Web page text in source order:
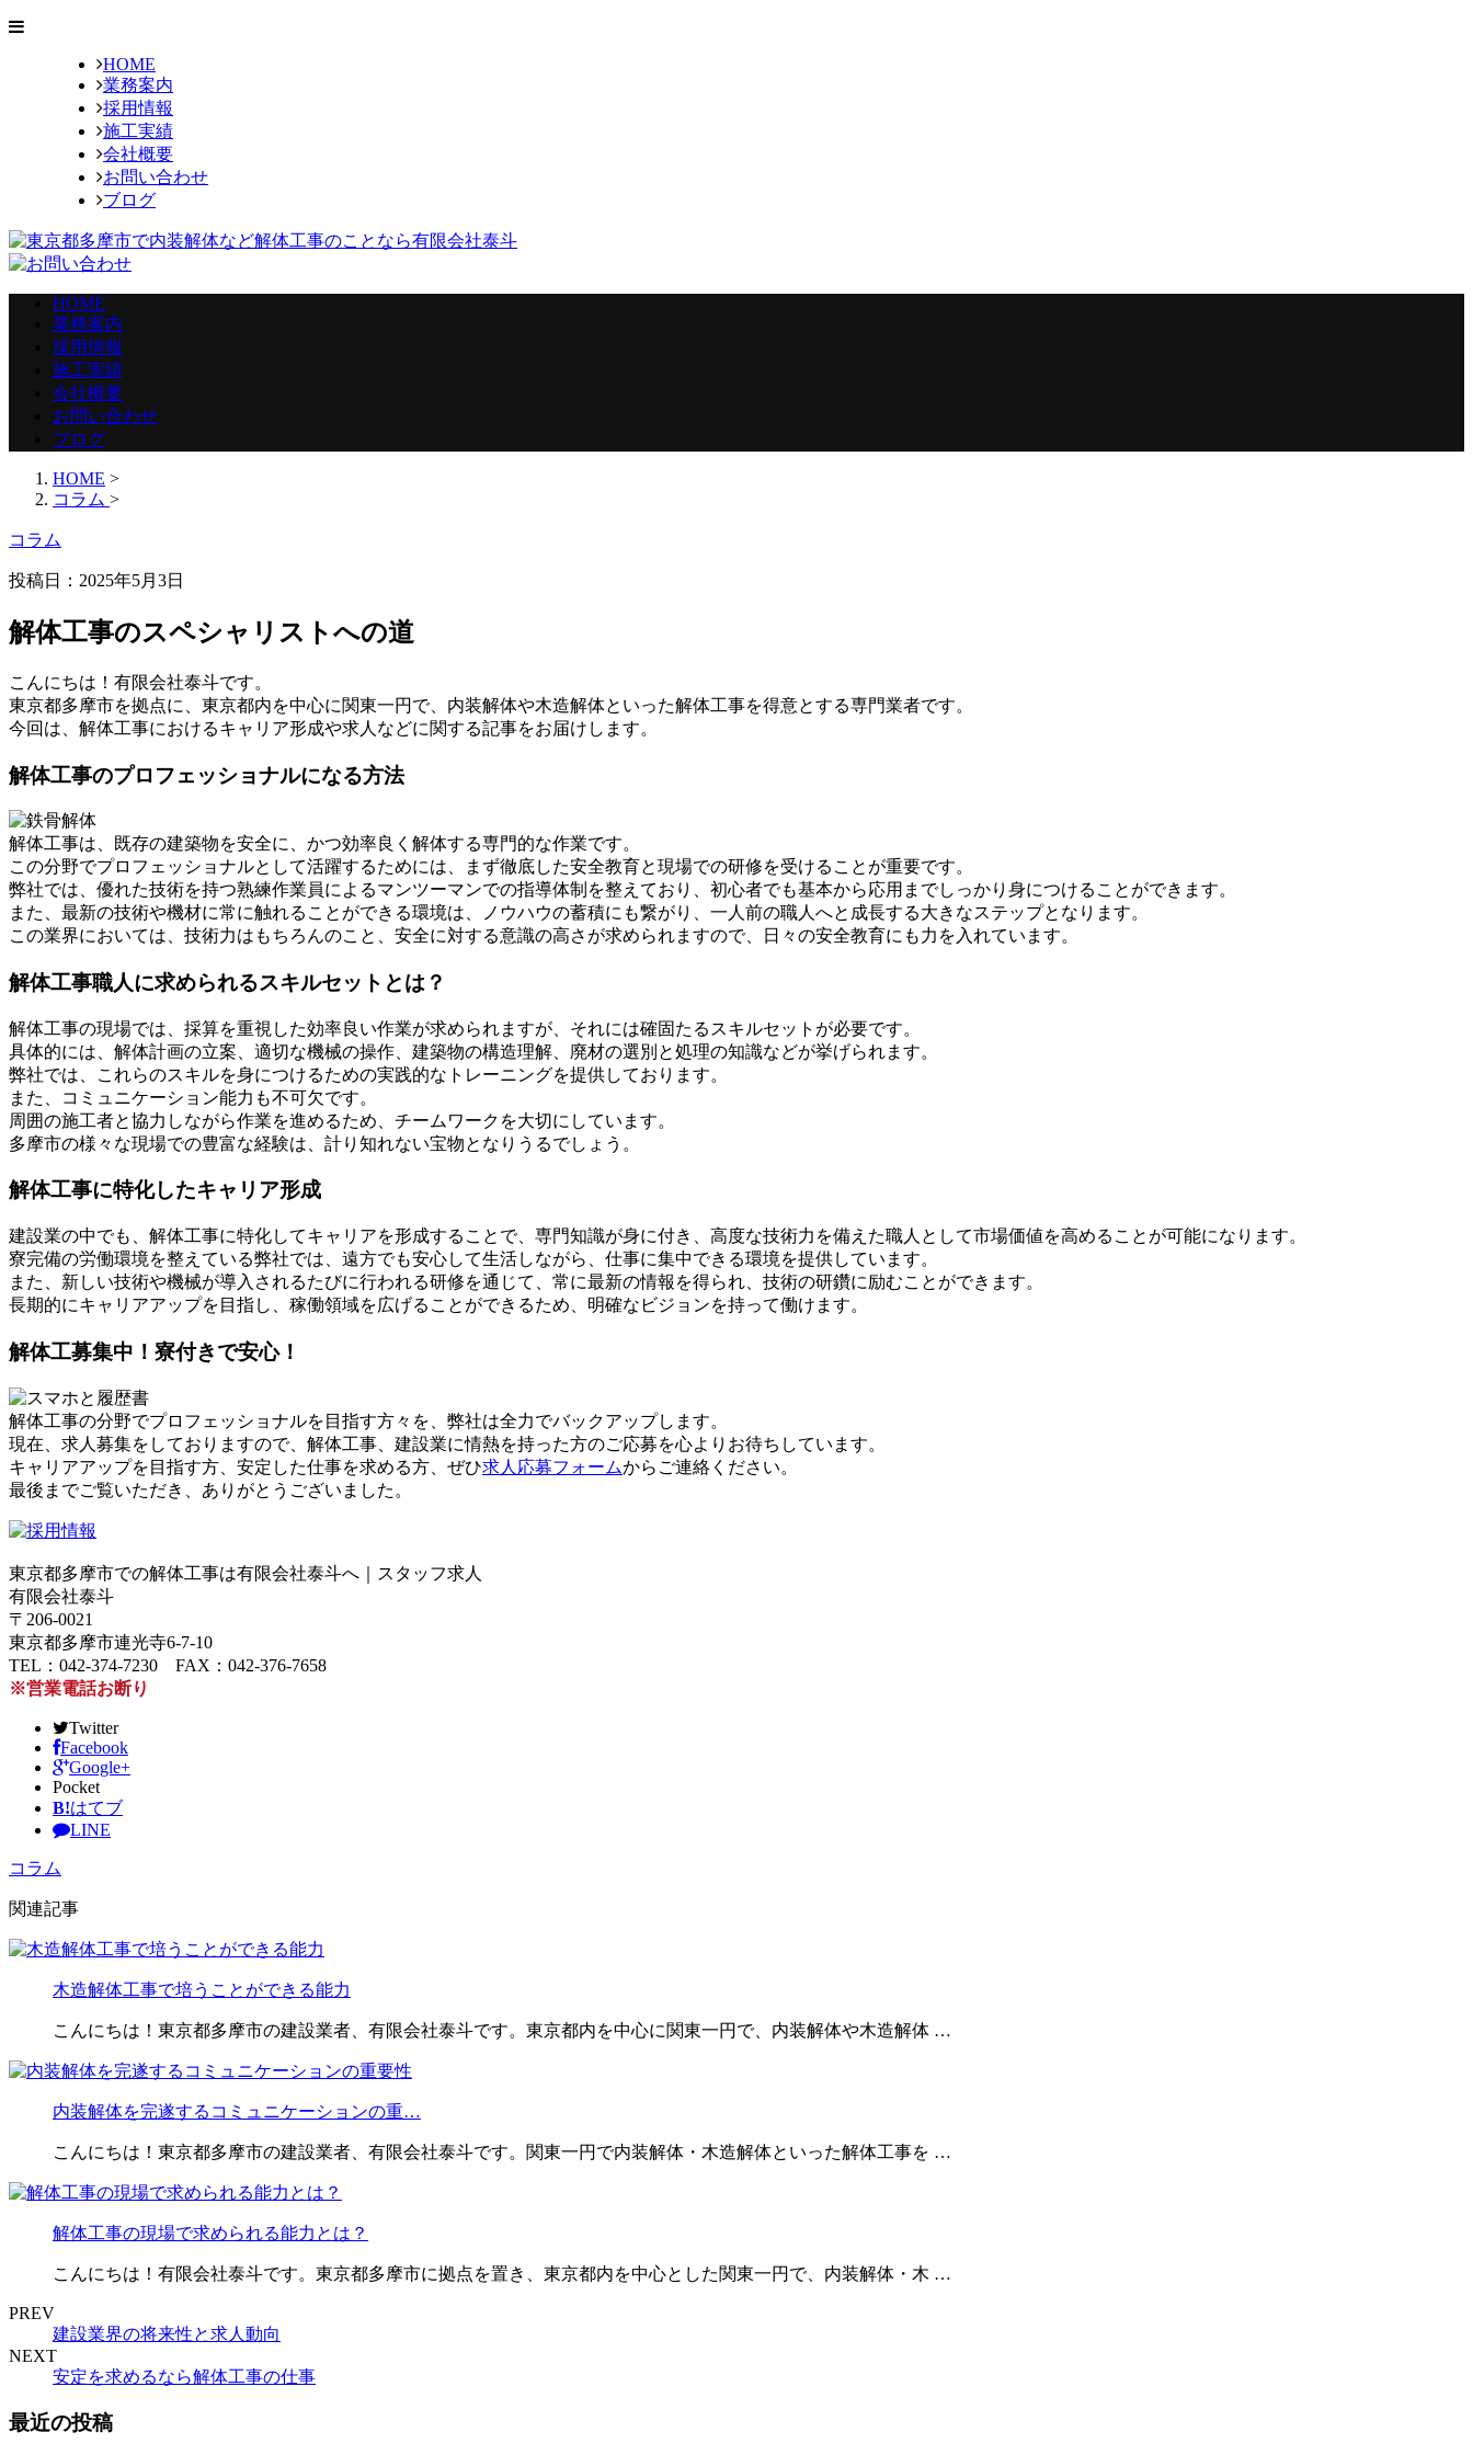
HOME
業務案内
採用情報
施工実績
会社概要
お問い合わせ
ブログ
HOME
業務案内
採用情報
施工実績
会社概要
お問い合わせ
ブログ
HOME >
コラム >
コラム
投稿日：2025年5月3日
解体工事のスペシャリストへの道
こんにちは！有限会社泰斗です。
東京都多摩市を拠点に、東京都内を中心に関東一円で、内装解体や木造解体といった解体工事を得意とする専門業者です。
今回は、解体工事におけるキャリア形成や求人などに関する記事をお届けします。
解体工事のプロフェッショナルになる方法
解体工事は、既存の建築物を安全に、かつ効率良く解体する専門的な作業です。
この分野でプロフェッショナルとして活躍するためには、まず徹底した安全教育と現場での研修を受けることが重要です。
弊社では、優れた技術を持つ熟練作業員によるマンツーマンでの指導体制を整えており、初心者でも基本から応用までしっかり身につけることができます。
また、最新の技術や機材に常に触れることができる環境は、ノウハウの蓄積にも繋がり、一人前の職人へと成長する大きなステップとなります。
この業界においては、技術力はもちろんのこと、安全に対する意識の高さが求められますので、日々の安全教育にも力を入れています。
解体工事職人に求められるスキルセットとは？
解体工事の現場では、採算を重視した効率良い作業が求められますが、それには確固たるスキルセットが必要です。
具体的には、解体計画の立案、適切な機械の操作、建築物の構造理解、廃材の選別と処理の知識などが挙げられます。
弊社では、これらのスキルを身につけるための実践的なトレーニングを提供しております。
また、コミュニケーション能力も不可欠です。
周囲の施工者と協力しながら作業を進めるため、チームワークを大切にしています。
多摩市の様々な現場での豊富な経験は、計り知れない宝物となりうるでしょう。
解体工事に特化したキャリア形成
建設業の中でも、解体工事に特化してキャリアを形成することで、専門知識が身に付き、高度な技術力を備えた職人として市場価値を高めることが可能になります。
寮完備の労働環境を整えている弊社では、遠方でも安心して生活しながら、仕事に集中できる環境を提供しています。
また、新しい技術や機械が導入されるたびに行われる研修を通じて、常に最新の情報を得られ、技術の研鑽に励むことができます。
長期的にキャリアアップを目指し、稼働領域を広げることができるため、明確なビジョンを持って働けます。
解体工募集中！寮付きで安心！
解体工事の分野でプロフェッショナルを目指す方々を、弊社は全力でバックアップします。
現在、求人募集をしておりますので、解体工事、建設業に情熱を持った方のご応募を心よりお待ちしています。
キャリアアップを目指す方、安定した仕事を求める方、ぜひ求人応募フォームからご連絡ください。
最後までご覧いただき、ありがとうございました。
東京都多摩市での解体工事は有限会社泰斗へ｜スタッフ求人
有限会社泰斗
〒206-0021
東京都多摩市連光寺6-7-10
TEL：042-374-7230 FAX：042-376-7658
※営業電話お断り
Twitter
Facebook
Google+
Pocket
B!はてブ
LINE
コラム
関連記事
木造解体工事で培うことができる能力
こんにちは！東京都多摩市の建設業者、有限会社泰斗です。東京都内を中心に関東一円で、内装解体や木造解体 …
内装解体を完遂するコミュニケーションの重…
こんにちは！東京都多摩市の建設業者、有限会社泰斗です。関東一円で内装解体・木造解体といった解体工事を …
解体工事の現場で求められる能力とは？
こんにちは！有限会社泰斗です。東京都多摩市に拠点を置き、東京都内を中心とした関東一円で、内装解体・木 …
PREV
建設業界の将来性と求人動向
NEXT
安定を求めるなら解体工事の仕事
最近の投稿